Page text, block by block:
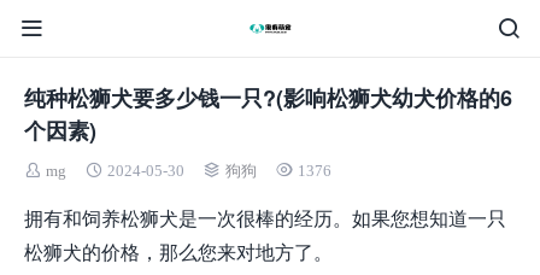
纯种松狮犬要多少钱一只?(影响松狮犬幼犬价格的6
个因素)
mg 2024-05-30 狗狗 1376
拥有和饲养松狮犬是一次很棒的经历。如果您想知道一只
松狮犬的价格，那么您来对地方了。